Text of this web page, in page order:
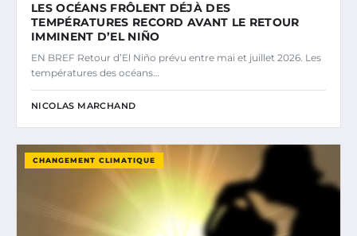
LES OCÉANS FRÔLENT DÉJÀ DES
TEMPÉRATURES RECORD AVANT LE RETOUR
IMMINENT D’EL NIÑO
EN BREF Retour d’El Niño prévu entre mai et juillet 2026. Les
températures des océans…
NICOLAS MARCHAND
CHANGEMENT CLIMATIQUE